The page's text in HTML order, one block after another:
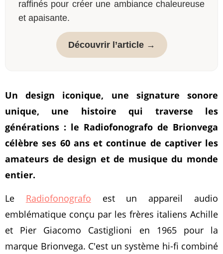
raffinés pour créer une ambiance chaleureuse
et apaisante.
Découvrir l’article →
Un design iconique, une signature sonore
unique, une histoire qui traverse les
générations : le Radiofonografo de Brionvega
célèbre ses 60 ans et continue de captiver les
amateurs de design et de musique du monde
entier.
Le Radiofonografo est un appareil audio
emblématique conçu par les frères italiens Achille
et Pier Giacomo Castiglioni en 1965 pour la
marque Brionvega. C'est un système hi-fi combiné